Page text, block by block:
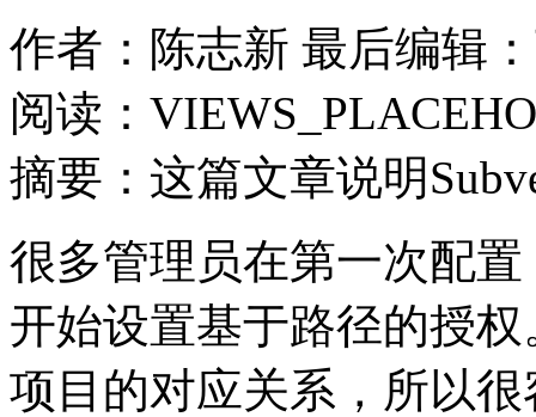
作者：陈志新 最后编辑
阅读：
摘要：这篇文章说明
很多管理员在第一次配置
开始设置基于路径的授
项目的对应关系，所以